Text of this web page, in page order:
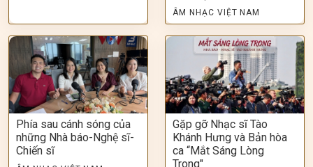
ÂM NHẠC VIỆT NAM
Phía sau cánh sóng của
những Nhà báo-Nghệ sĩ-
Chiến sĩ
Gặp gỡ Nhạc sĩ Tào
Khánh Hưng và Bản hòa
ca “Mắt Sáng Lòng
Trong"